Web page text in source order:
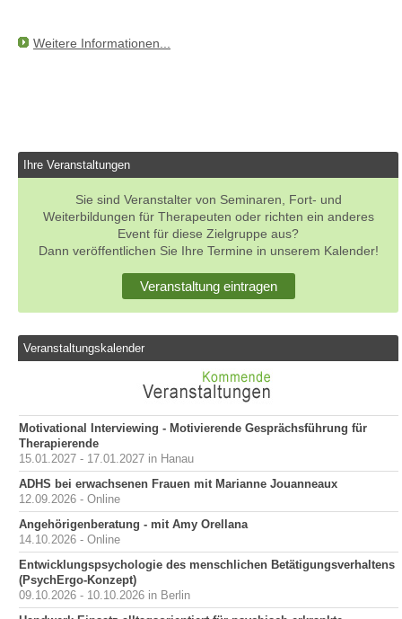
Weitere Informationen...
Ihre Veranstaltungen
Sie sind Veranstalter von Seminaren, Fort- und
Weiterbildungen für Therapeuten oder richten ein anderes
Event für diese Zielgruppe aus?
Dann veröffentlichen Sie Ihre Termine in unserem Kalender!
Veranstaltung eintragen
Veranstaltungskalender
Motivational Interviewing - Motivierende Gesprächsführung für
Therapierende
15.01.2027 - 17.01.2027 in Hanau
ADHS bei erwachsenen Frauen mit Marianne Jouanneaux
12.09.2026 - Online
Angehörigenberatung - mit Amy Orellana
14.10.2026 - Online
Entwicklungspsychologie des menschlichen Betätigungsverhaltens
(PsychErgo-Konzept)
09.10.2026 - 10.10.2026 in Berlin